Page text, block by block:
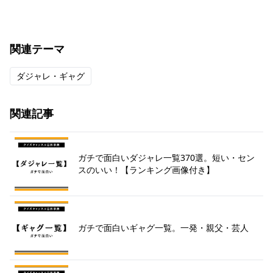
関連テーマ
ダジャレ・ギャグ
関連記事
ガチで面白いダジャレ一覧370選。短い・セン
スのいい！【ランキング画像付き】
ガチで面白いギャグ一覧。一発・親父・芸人